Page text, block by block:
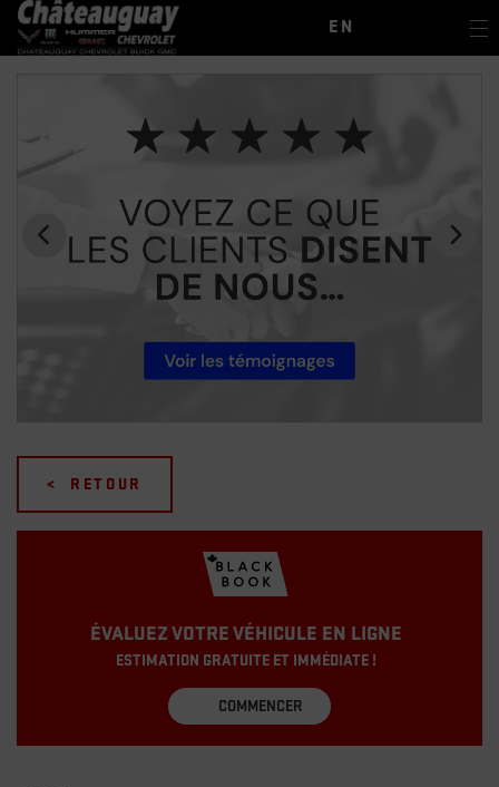
EN
< RETOUR
ÉVALUEZ VOTRE VÉHICULE EN LIGNE
ESTIMATION GRATUITE ET IMMÉDIATE !
COMMENCER